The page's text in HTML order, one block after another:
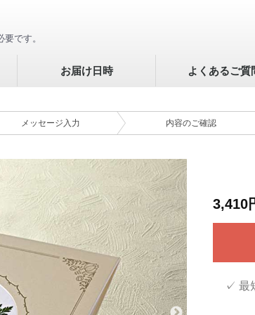
要です。
お届け日時 よくあるご質
メッセージ 入力 内容の ご確認
3,410
✓ 最